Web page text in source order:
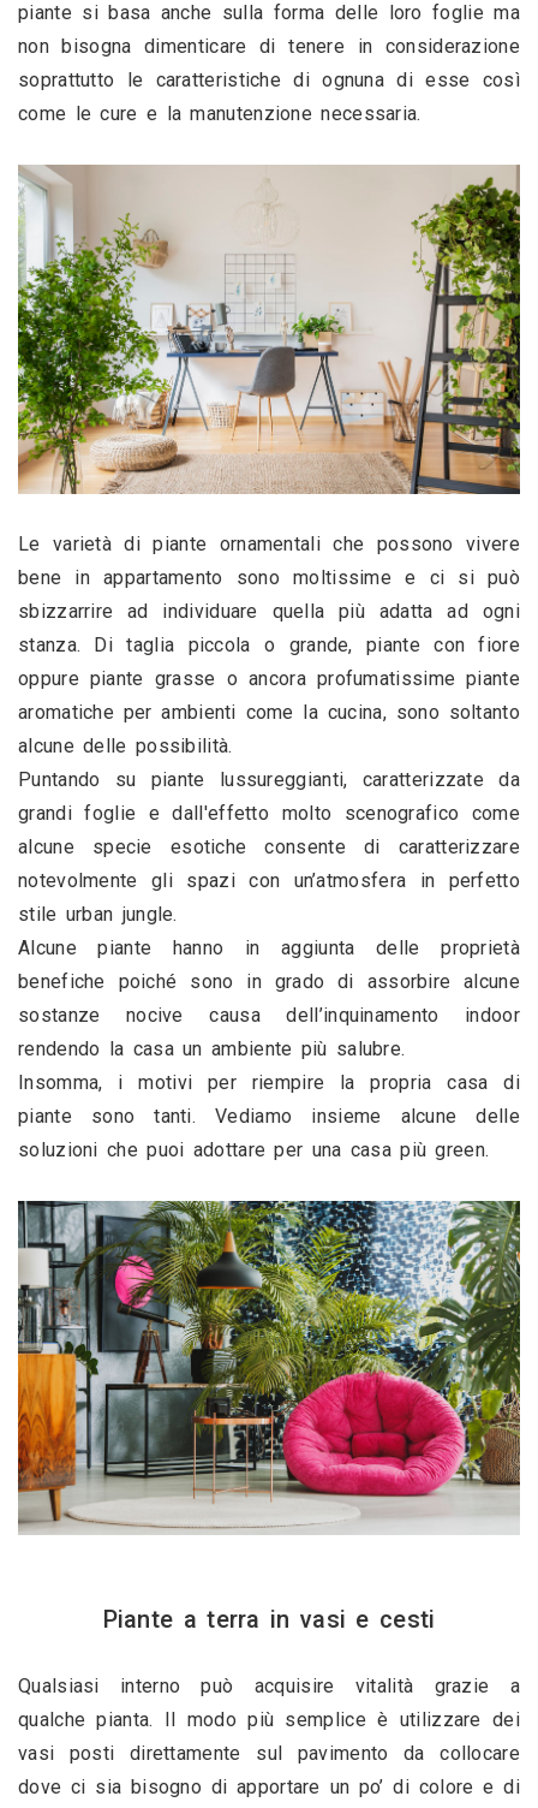
piante si basa anche sulla forma delle loro foglie ma
non bisogna dimenticare di tenere in considerazione
soprattutto le caratteristiche di ognuna di esse così
come le cure e la manutenzione necessaria.
Le varietà di piante ornamentali che possono vivere
bene in appartamento sono moltissime e ci si può
sbizzarrire ad individuare quella più adatta ad ogni
stanza. Di taglia piccola o grande, piante con fiore
oppure piante grasse o ancora profumatissime piante
aromatiche per ambienti come la cucina, sono soltanto
alcune delle possibilità.
Puntando su piante lussureggianti, caratterizzate da
grandi foglie e dall'effetto molto scenografico come
alcune specie esotiche consente di caratterizzare
notevolmente gli spazi con un’atmosfera in perfetto
stile urban jungle.
Alcune piante hanno in aggiunta delle proprietà
benefiche poiché sono in grado di assorbire alcune
sostanze nocive causa dell’inquinamento indoor
rendendo la casa un ambiente più salubre.
Insomma, i motivi per riempire la propria casa di
piante sono tanti. Vediamo insieme alcune delle
soluzioni che puoi adottare per una casa più green.
Piante a terra in vasi e cesti
Qualsiasi interno può acquisire vitalità grazie a
qualche pianta. Il modo più semplice è utilizzare dei
vasi posti direttamente sul pavimento da collocare
dove ci sia bisogno di apportare un po’ di colore e di